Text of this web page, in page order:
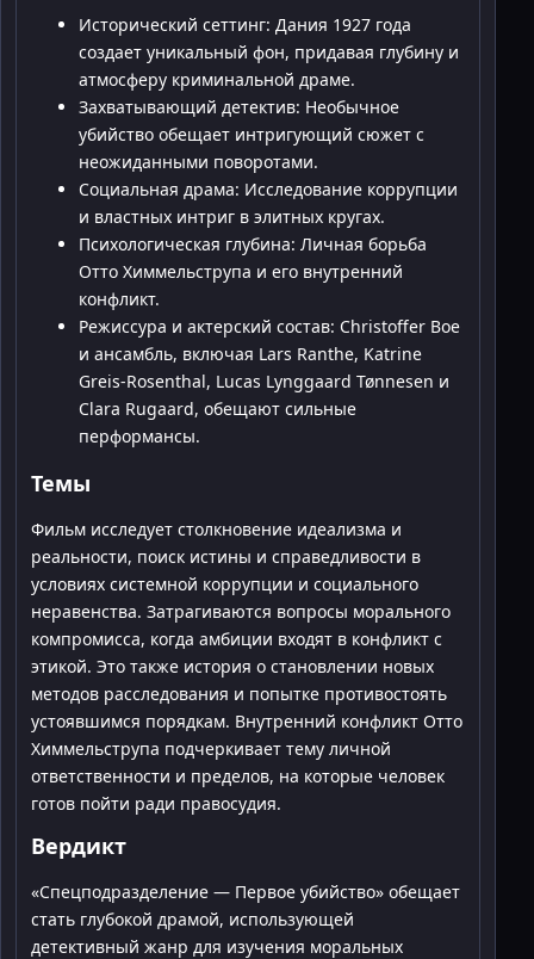
Исторический сеттинг: Дания 1927 года
создает уникальный фон, придавая глубину и
атмосферу криминальной драме.
Захватывающий детектив: Необычное
убийство обещает интригующий сюжет с
неожиданными поворотами.
Социальная драма: Исследование коррупции
и властных интриг в элитных кругах.
Психологическая глубина: Личная борьба
Отто Химмельструпа и его внутренний
конфликт.
Режиссура и актерский состав: Christoffer Boe
и ансамбль, включая Lars Ranthe, Katrine
Greis-Rosenthal, Lucas Lynggaard Tønnesen и
Clara Rugaard, обещают сильные
перформансы.
Темы
Фильм исследует столкновение идеализма и
реальности, поиск истины и справедливости в
условиях системной коррупции и социального
неравенства. Затрагиваются вопросы морального
компромисса, когда амбиции входят в конфликт с
этикой. Это также история о становлении новых
методов расследования и попытке противостоять
устоявшимся порядкам. Внутренний конфликт Отто
Химмельструпа подчеркивает тему личной
ответственности и пределов, на которые человек
готов пойти ради правосудия.
Вердикт
«Спецподразделение — Первое убийство» обещает
стать глубокой драмой, использующей
детективный жанр для изучения моральных